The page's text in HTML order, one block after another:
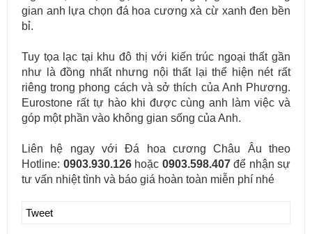
gian anh lựa chọn đá hoa cương xà cừ xanh đen bền
bỉ.
Tuy tọa lạc tại khu đô thị với kiến trúc ngoại thất gần
như là đồng nhất nhưng nội thất lại thể hiện nét rất
riêng trong phong cách và sở thích của Anh Phương.
Eurostone rất tự hào khi được cùng anh làm việc và
góp một phần vào không gian sống của Anh.
Liên hệ ngay với Đá hoa cương Châu Âu theo
Hotline: 0903.930.126hoặc 0903.598.407để nhận sự
tư vấn nhiệt tình và báo giá hoàn toàn miễn phí nhé
Tweet